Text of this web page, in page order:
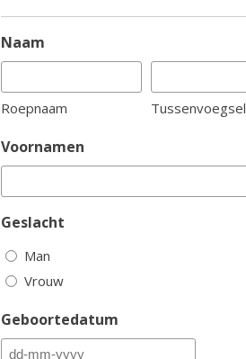
Naam
Roepnaam Tussenvoegsel
Voornamen
Geslacht
Man
Vrouw
Geboortedatum